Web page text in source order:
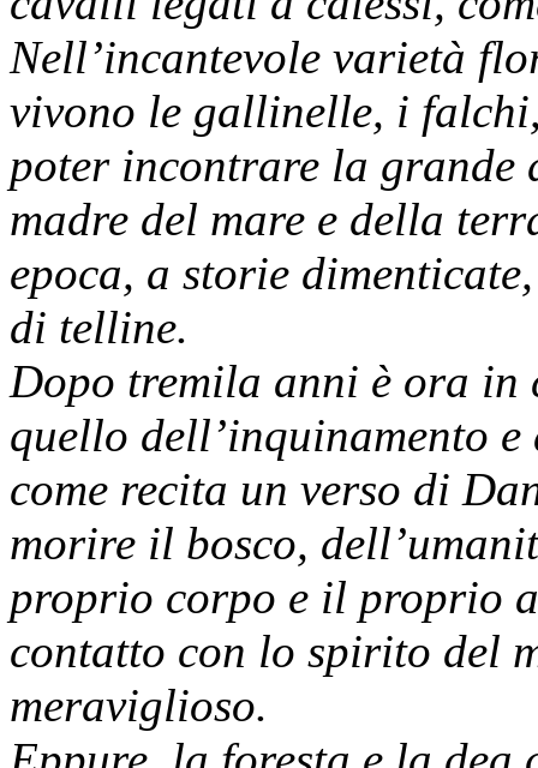
Nell’incantevole varietà
vivono le gallinelle, i
poter incontrare la grande
madre del mare e della
epoca, a storie
di telline.
Dopo tremila anni è ora in
quello dell’inquinamento
come recita un verso di
morire il bosco,
proprio corpo e il proprio
contatto con lo spirito del
meraviglioso.